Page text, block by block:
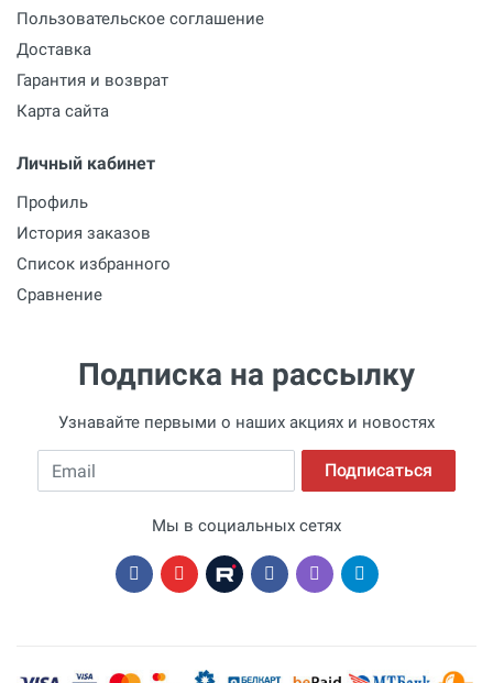
Пользовательское соглашение
Доставка
Гарантия и возврат
Карта сайта
Личный кабинет
Профиль
История заказов
Список избранного
Сравнение
Подписка на рассылку
Узнавайте первыми о наших акциях и новостях
Email Подписаться
Мы в социальных сетях